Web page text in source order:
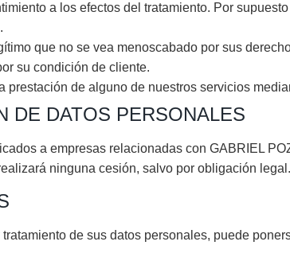
a los efectos del tratamiento. Por
que no se vea menoscabado por sus
su condición de cliente.
prestación de alguno de nuestros servicios
DE DATOS PERSONALES
a empresas relacionadas con GABRIEL
ninguna cesión, salvo por obligación legal.
de sus datos personales, puede